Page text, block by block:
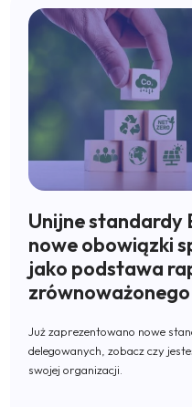
Zarządzanie umowami
Incube ILA 16
Unijne standardy
nowe obowiązki
jako podstawa
Już zaprezentowano nowe
delegowanych, zobacz czy
swojej organizacji.